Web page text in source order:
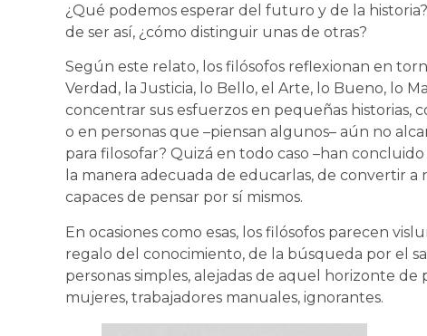
¿Qué podemos esperar del futuro y de la
de ser así, ¿cómo distinguir unas de otras?
Según este relato, los filósofos reflexionan en
Verdad, la Justicia, lo Bello, el Arte, lo Bueno, lo
concentrar sus esfuerzos en pequeñas historias,
o en personas que –piensan algunos– aún no
para filosofar? Quizá en todo caso –han
la manera adecuada de educarlas, de convertir
capaces de pensar por sí mismos.
En ocasiones como esas, los filósofos parecen
regalo del conocimiento, de la búsqueda por el
personas simples, alejadas de aquel horizonte de
mujeres, trabajadores manuales, ignorantes.